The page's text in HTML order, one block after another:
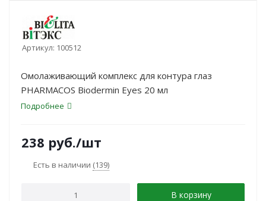
Артикул: 100512
Омолаживающий комплекс для контура глаз
PHARMACOS Biodermin Eyes 20 мл
Подробнее
238 руб./шт
Есть в наличии (139)
В корзину